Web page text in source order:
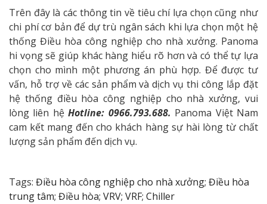
Trên đây là các thông tin về tiêu chí lựa chọn cũng như
chi phí cơ bản để dự trù ngân sách khi lựa chọn một hệ
thống Điều hòa công nghiệp cho nhà xưởng. Panoma
hi vọng sẽ giúp khác hàng hiểu rõ hơn và có thể tự lựa
chọn cho mình một phương án phù hợp. Để được tư
vấn, hỗ trợ về các sản phẩm và dịch vụ thi công lắp đặt
hệ thống điều hòa công nghiệp cho nhà xưởng, vui
lòng liên hệHotline: 0966.793.688. Panoma Việt Nam
cam kết mang đến cho khách hàng sự hài lòng từ chất
lượng sản phẩm đến dịch vụ.
Tags: Điều hòa công nghiệp cho nhà xưởng; Điều hòa
trung tâm; Điều hòa; VRV; VRF; Chiller